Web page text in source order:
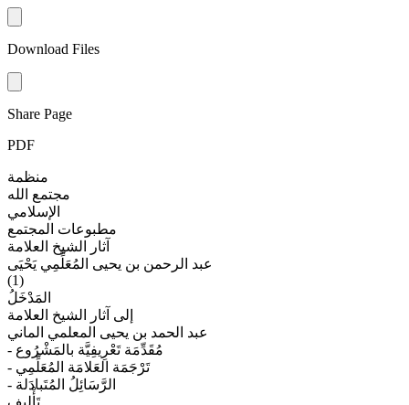
Download Files
Share Page
PDF
منظمة
مجتمع الله
الإسلامي
مطبوعات المجتمع
آثار الشيخ العلامة
عبد الرحمن بن يحيى المُعَلِّمِي يَحْيَى
(1)
المَدْخَلُ
إلى آثار الشيخ العلامة
عبد الحمد بن يحيى المعلمي الماني
- مُقَدِّمَة تَعْرِيفِيَّة بالمَشْرُوع
- تَرْجَمَة العَلامَة المُعَلِّمِي
- الرَّسَائِلُ المُتَبادَلة